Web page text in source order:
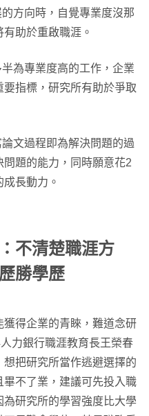
方向時，自覺專業度沒那
助於重啟職涯。
為專業度高的工作，企業
指標，研究所有助於爭取
文過程即為解決問題的過
題的能力，同時願意花2
長動力。
不清楚職涯方
勝學歷
得企業的青睞，難道念研
力銀行職涯教育長王榮春
把研究所當作逃避選擇的
不了業，建議可先投入職
研究所的學習強度比大學